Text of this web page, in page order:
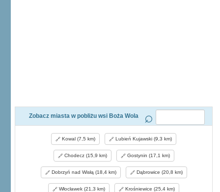
Zobacz miasta w pobliżu wsi Boża Wola
Kowal (7,5 km) Lubień Kujawski (9,3 km)
Chodecz (15,9 km) Gostynin (17,1 km)
Dobrzyń nad Wisłą (18,4 km) Dąbrowice (20,8 km)
Włocławek (21,3 km) Krośniewice (25,4 km)